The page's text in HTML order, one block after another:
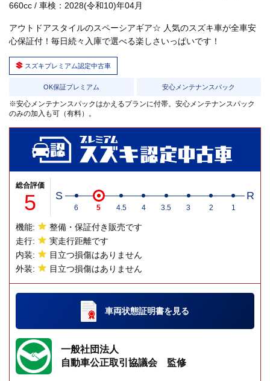
660cc / 車検：2028(令和10)年04月
アウトドアスタイルのスペーシアギア☆ 人気のスズキ車が全車安
心保証付！毎日続々入庫で選べる楽しさいっぱいです！
スズキプレミアム認定中古車
OK保証プレミアム 安心メンテナンスパック
※安心メンテナンスパックはかえるプランに付帯。安心メンテナンスパック
のみの加入も可（有料）。
総合評価
5 S R
6 5 4.5 4 3.5 3 2 1
機能:
整備・保証付き販売です
走行:
実走行距離です
内装:
目立つ損傷はありません
外装:
目立つ損傷はありません
車両状態証明書を見る
一般社団法人
自動車公正取引協議会 監修